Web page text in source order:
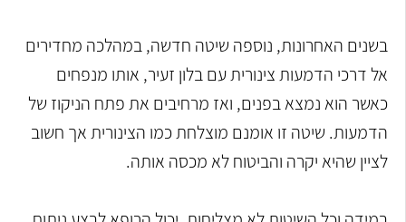
בשנים האחרונות, נוספה שיטה חדשה, במהלכה מחדירים
אל דרכי הדמעות צינורית עם בלון זעיר, אותו מנפחים
כאשר הוא נמצא בפנים, ואז מרחיבים את פתח הניקוז של
הדמעות. שיטה זו אומנם מוצלחת כמו הצינורית אך חשוב
לציין שהיא יקרה והביטוח לא מכסה אותה.